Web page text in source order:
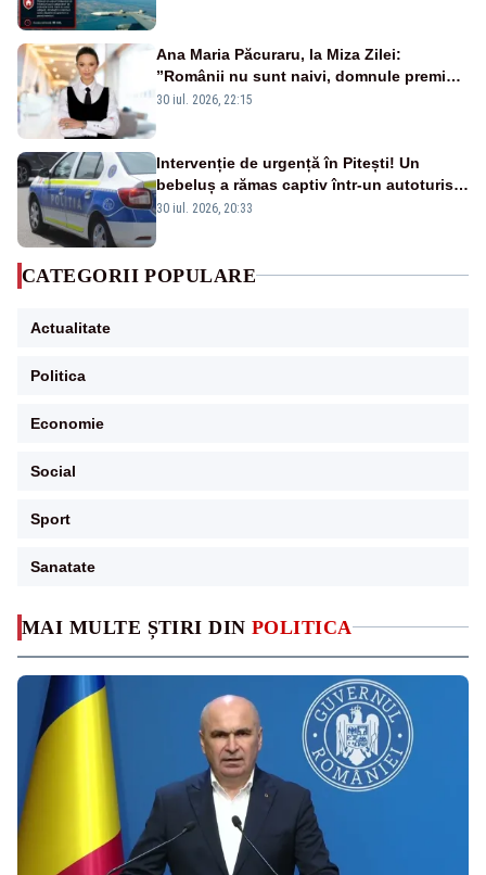
MAI MULTE ȘTIRI DIN POLITICA
Ana Maria Păcuraru, la Miza Zilei:
”Românii nu sunt naivi, domnule premier
Bolojan”
30 iul. 2026, 22:15
Intervenție de urgență în Pitești! Un
bebeluș a rămas captiv într-un autoturism
din cauza unei defecțiuni
30 iul. 2026, 20:33
CATEGORII POPULARE
Actualitate
Politica
Economie
Social
Sport
Sanatate